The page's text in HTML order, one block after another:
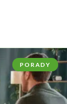
PORADY